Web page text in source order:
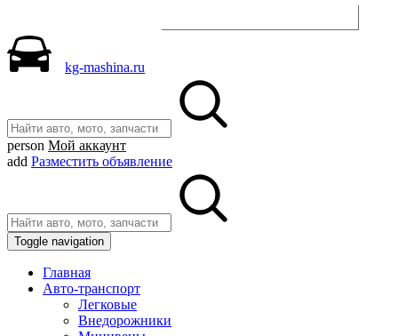
kg-mashina.ru
person Мой аккаунт
add Разместить объявление
Toggle navigation
Главная
Авто-транспорт
Легковые
Внедорожники